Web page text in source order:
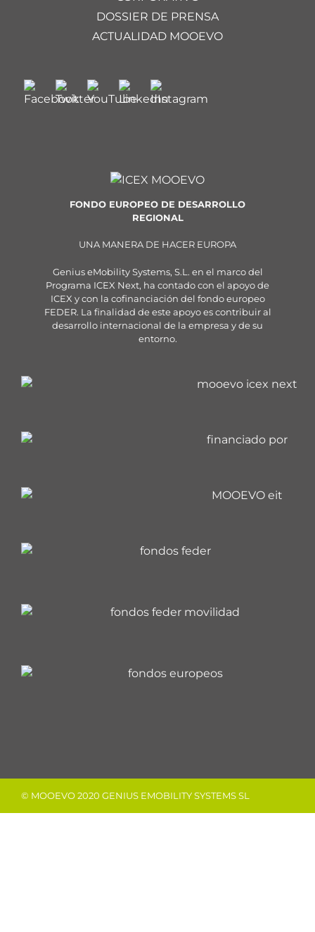
DOSSIER DE PRENSA
ACTUALIDAD MOOEVO
FONDO EUROPEO DE DESARROLLO
REGIONAL
UNA MANERA DE HACER EUROPA
Genius eMobility Systems, S.L. en el marco del
Programa ICEX Next, ha contado con el apoyo de
ICEX y con la cofinanciación del fondo europeo
FEDER. La finalidad de este apoyo es contribuir al
desarrollo internacional de la empresa y de su
entorno.
© MOOEVO 2020 GENIUS EMOBILITY SYSTEMS SL